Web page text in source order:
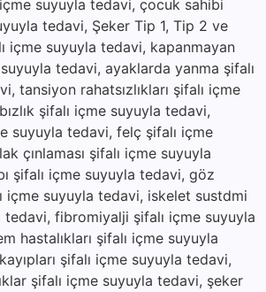
suyuyla tedavi, çocuk sahibi
tedavi, Şeker Tip 1, Tip 2 ve
içme suyuyla tedavi, kapanmayan
tedavi, ayaklarda yanma şifalı
tansiyon rahatsızlıkları şifalı içme
şifalı içme suyuyla tedavi,
suyuyla tedavi, felç şifalı içme
çınlaması şifalı içme suyuyla
şifalı içme suyuyla tedavi, göz
içme suyuyla tedavi, iskelet sustdmi
tedavi, fibromiyalji şifalı içme suyuyla
hastalıkları şifalı içme suyuyla
şifalı içme suyuyla tedavi,
şifalı içme suyuyla tedavi, şeker